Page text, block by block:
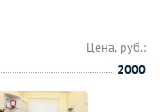
Цена, руб.:
2000